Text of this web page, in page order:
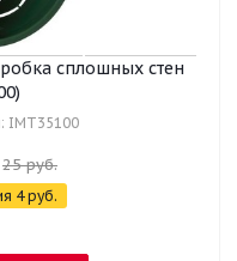
сплошных стен
IMT35100
25руб.
4руб.